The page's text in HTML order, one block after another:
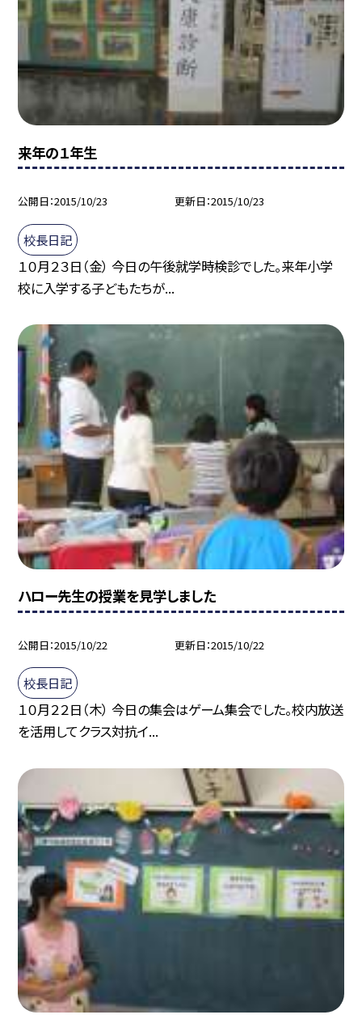
来年の１年生
公開日 2015/10/23 更新日 2015/10/23
校長日記
１０月２３日（金） 今日の午後就学時検診でした。来年小学
校に入学する子どもたちが...
ハロー先生の授業を見学しました
公開日 2015/10/22 更新日 2015/10/22
校長日記
１０月２２日（木） 今日の集会はゲーム集会でした。校内放送
を活用してクラス対抗イ...